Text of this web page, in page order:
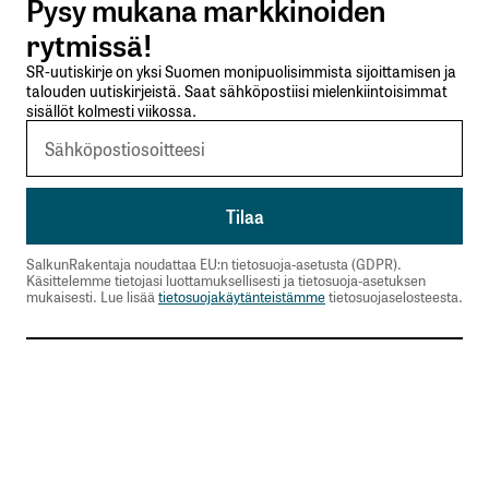
kentät on merkitty*
Kommentti*
Nimesi tai nimimerkkisi*
Sähköpostiosoitteesi*
Pysy mukana markkinoiden
rytmissä!
SR-uutiskirje on yksi Suomen monipuolisimmista sijoittamisen ja
talouden uutiskirjeistä. Saat sähköpostiisi mielenkiintoisimmat
sisällöt kolmesti viikossa.
SalkunRakentaja noudattaa EU:n tietosuoja-asetusta (GDPR).
Käsittelemme tietojasi luottamuksellisesti ja tietosuoja-asetuksen
mukaisesti. Lue lisäätietosuojakäytänteistämmetietosuojaselosteesta.